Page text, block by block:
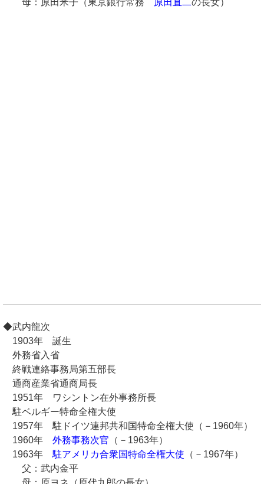
母：原田米子（東京銀行常務 原田直二 の長女）
◆武内龍次
1903年 誕生
外務省入省
終戦連絡事務局第五部長
通商産業省通商局長
1951年 ワシントン在外事務所長
駐ベルギー特命全権大使
1957年 駐ドイツ連邦共和国特命全権大使（－1960年）
1960年 外務事務次官 （－1963年）
1963年 駐アメリカ合衆国特命全権大使 （－1967年）
父：武内金平